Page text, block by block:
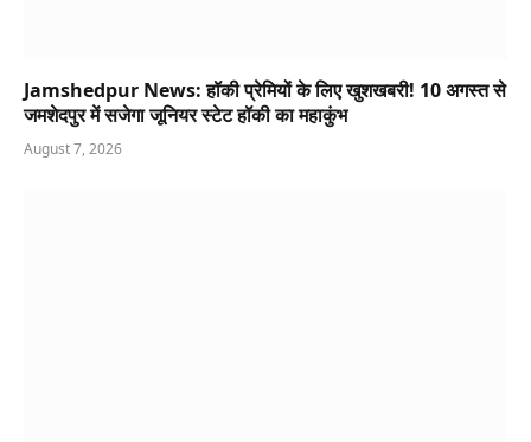
Jamshedpur News: हॉकी प्रेमियों के लिए खुशखबरी! 10 अगस्त से
जमशेदपुर में सजेगा जूनियर स्टेट हॉकी का महाकुंभ
August 7, 2026